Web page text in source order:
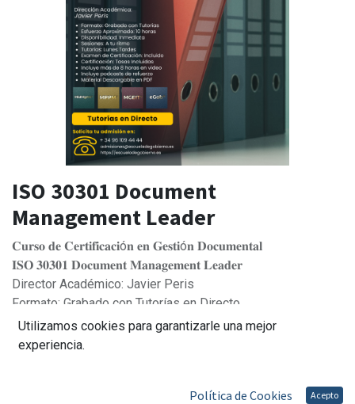
ISO 30301 Document
Management Leader
𝐂𝐮𝐫𝐬𝐨 𝐝𝐞 𝐂𝐞𝐫𝐭𝐢𝐟𝐢𝐜𝐚𝐜𝐢ó𝐧 𝐞𝐧 𝐆𝐞𝐬𝐭𝐢ó𝐧 𝐃𝐨𝐜𝐮𝐦𝐞𝐧𝐭𝐚𝐥
𝐈𝐒𝐎 𝟑𝟎𝟑𝟎𝟏 𝐃𝐨𝐜𝐮𝐦𝐞𝐧𝐭 𝐌𝐚𝐧𝐚𝐠𝐞𝐦𝐞𝐧𝐭 𝐋𝐞𝐚𝐝𝐞𝐫
Director Académico: Javier Peris
Formato: Grabado con Tutorías en Directo
Esfuerzo Aproximado: 12 horas
Disponibilidad. Inmediata
Examen de Certificación: Incluido
Utilizamos cookies para garantizarle una mejor
experiencia.
Política de Cookies Acepto